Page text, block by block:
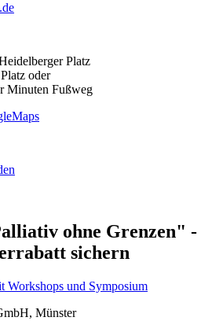
Platz
oder
Minuten Fußweg
ohne Grenzen" -
sichern
Münster